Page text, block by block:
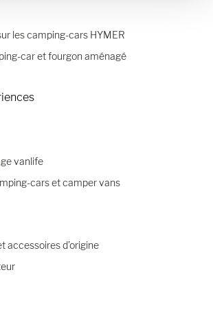
les camping-cars HYMER
car et fourgon aménagé
vanlife
cars et camper vans
accessoires d’origine